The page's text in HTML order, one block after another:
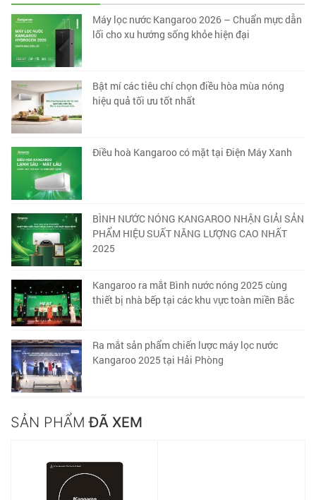
Máy lọc nước Kangaroo 2026 – Chuẩn mực dẫn
lối cho xu hướng sống khỏe hiện đại
Bật mí các tiêu chí chọn điều hòa mùa nóng
hiệu quả tối ưu tốt nhất
Điều hoà Kangaroo có mặt tại Điện Máy Xanh
BÌNH NƯỚC NÓNG KANGAROO NHẬN GIẢI SẢN
PHẨM HIỆU SUẤT NĂNG LƯỢNG CAO NHẤT
2025
Kangaroo ra mắt Bình nước nóng 2025 cùng
thiết bị nhà bếp tại các khu vực toàn miền Bắc
Ra mắt sản phẩm chiến lược máy lọc nước
Kangaroo 2025 tại Hải Phòng
SẢN PHẨM ĐÃ XEM